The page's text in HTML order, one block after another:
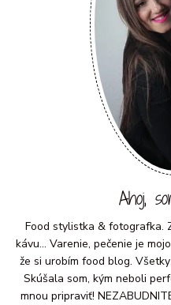
Ahoj,
Food stylistka & fotografka.
kávu... Varenie, pečenie je
že si urobím food blog.
Skúšala som, kým neboli
mnou pripraviť!